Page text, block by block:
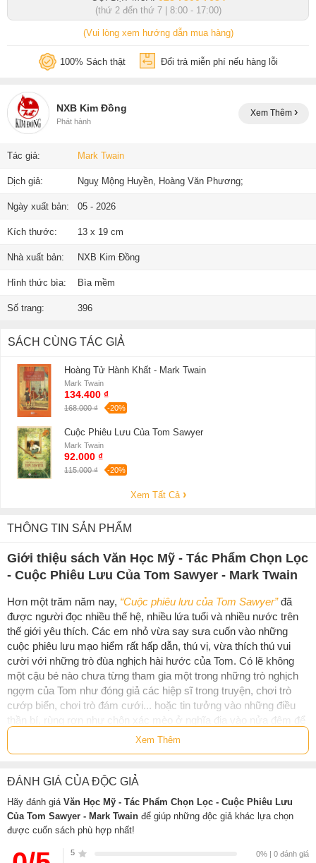
(thứ 2 đến thứ 7 | 8:00 - 17:00)
(Vui lòng xem hướng dẫn mua hàng)
100% Sách thật Đổi trả miễn phí nếu hàng lỗi
NXB Kim Đồng
Phát hành
Xem Thêm
Tác giả: Mark Twain
Dịch giả: Nguỵ Mộng Huyền, Hoàng Văn Phương;
Ngày xuất bản: 05 - 2026
Kích thước: 13 x 19 cm
Nhà xuất bản: NXB Kim Đồng
Hình thức bìa: Bìa mềm
Số trang: 396
SÁCH CÙNG TÁC GIẢ
Hoàng Tử Hành Khất - Mark Twain
Mark Twain
134.400 ₫
168.000 ₫ -20%
Cuộc Phiêu Lưu Của Tom Sawyer
Mark Twain
92.000 ₫
115.000 ₫ -20%
Xem Tất Cả
THÔNG TIN SẢN PHẨM
Giới thiệu sách Văn Học Mỹ - Tác Phẩm Chọn Lọc
- Cuộc Phiêu Lưu Của Tom Sawyer - Mark Twain
Hơn một trăm năm nay, “Cuộc phiêu lưu của Tom Sawyer”đã
được người đọc nhiều thế hệ, nhiều lứa tuổi và nhiều nước trên
thế giới yêu thích. Các em nhỏ vừa say sưa cuốn vào những
cuộc phiêu lưu mạo hiểm rất hấp dẫn, thú vị, vừa thích thú vui
cười với những trò đùa nghịch hài hước của Tom. Có lẽ không
một cậu bé nào chưa từng tham gia một trong những trò nghịch
ngợm của Tom như đóng giả các hiệp sĩ trong truyện, chơi trò
cướp biển, chơi trò đám cưới... hoặc tin tưởng vào những điều
thần bí, rùng rợn như chôn xác mèo ở nghĩa địa vào nửa đêm để
chữa mụn cơm hay đúng nửa đêm đi đào của chôn giấu ở ngôi
nhà có ma...
“Cuộc phiêu lưu của Tom Sawyer”
Mark Twain
hàng kiệt tác của văn học thế giới.
Thông tin tác giả Mark Twain
Xem Thêm
ĐÁNH GIÁ CỦA ĐỘC GIẢ
Hãy đánh giá Văn Học Mỹ - Tác Phẩm Chọn Lọc - Cuộc Phiêu Lưu
Của Tom Sawyer - Mark Twain để giúp những độc giả khác lựa chọn
được cuốn sách phù hợp nhất!
5
0% | 0 đánh giá